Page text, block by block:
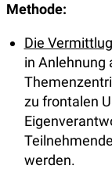
Methode:
Die
in Anlehnung
zu frontalen
werden.